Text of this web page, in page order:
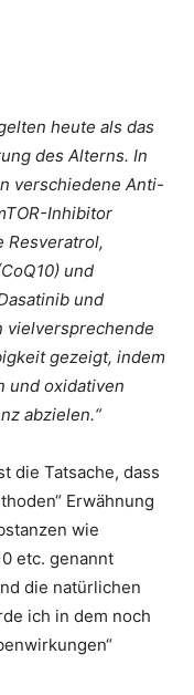
heute als das
des Alterns. In
verschiedene Anti-
Inhibitor
Resveratrol,
und
und
vielversprechende
gezeigt, indem
und oxidativen
abzielen.“
die Tatsache, dass
Erwähnung
wie
etc. genannt
die natürlichen
ich in dem noch